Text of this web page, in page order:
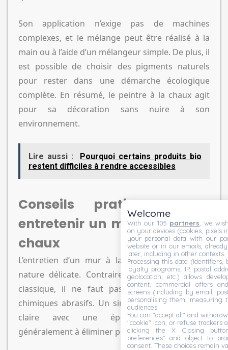
Son application n’exige pas de machines
complexes, et le mélange peut être réalisé à la
main ou à l’aide d’un mélangeur simple. De plus, il
est possible de choisir des pigments naturels
pour rester dans une démarche écologique
complète. En résumé, le peintre à la chaux agit
pour sa décoration sans nuire à son
environnement.
Lire aussi :
Pourquoi certains produits bio
restent difficiles à rendre accessibles
Conseils pratiques pour
entretenir un mur peint à la
chaux
L’entretien d’un mur à la chaux s’adapte à sa
nature délicate. Contrairement à une peinture
classique, il ne faut pas utiliser de produits
chimiques abrasifs. Un simple nettoyage à l’eau
claire avec une éponge douce suffit
généralement à éliminer poussières et traces.
Welcome
With our 105 partners , we
on your devices (cookies, pixels
your personal data with our
website or in our emails,
later, including in other contexts.
Processing this data (identifiers,
loyalty programs, IP, postal
geolocation, etc.) allows
content, commercial offers
screens (including by email,
personalising them, measuring
audiences.
You can "accept all" and
"cookie" icon, or refuse trackers
clicking the X Closing
preferences" and object to
consent. These choices remain